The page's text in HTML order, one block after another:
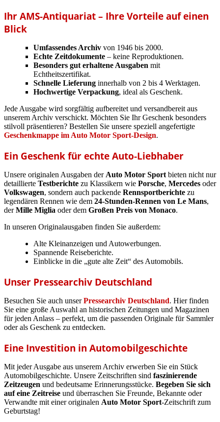
Ihr AMS-Antiquariat – Ihre Vorteile auf einen
Blick
Umfassendes Archiv von 1946 bis 2000.
Echte Zeitdokumente – keine Reproduktionen.
Besonders gut erhaltene Ausgaben mit
Echtheitszertifikat.
Schnelle Lieferung innerhalb von 2 bis 4 Werktagen.
Hochwertige Verpackung, ideal als Geschenk.
Jede Ausgabe wird sorgfältig aufbereitet und versandbereit aus
unserem Archiv verschickt. Möchten Sie Ihr Geschenk besonders
stilvoll präsentieren? Bestellen Sie unsere speziell angefertigte
Geschenkmappe im Auto Motor Sport-Design.
Ein Geschenk für echte Auto-Liebhaber
Unsere originalen Ausgaben der Auto Motor Sport bieten nicht nur
detaillierte Testberichte zu Klassikern wie Porsche, Mercedes oder
Volkswagen, sondern auch packende Rennsportberichte zu
legendären Rennen wie dem 24-Stunden-Rennen von Le Mans,
derMille Miglia oder dem Großen Preis von Monaco.
In unseren Originalausgaben finden Sie außerdem:
Alte Kleinanzeigen und Autowerbungen.
Spannende Reiseberichte.
Einblicke in die „gute alte Zeit“ des Automobils.
Unser Pressearchiv Deutschland
Besuchen Sie auch unserPressearchiv Deutschland. Hier finden
Sie eine große Auswahl an historischen Zeitungen und Magazinen
für jeden Anlass – perfekt, um die passenden Originale für Sammler
oder als Geschenk zu entdecken.
Eine Investition in Automobilgeschichte
Mit jeder Ausgabe aus unserem Archiv erwerben Sie ein Stück
Automobilgeschichte. Unsere Zeitschriften sind faszinierende
Zeitzeugen und bedeutsame Erinnerungsstücke. Begeben Sie sich
auf eine Zeitreise und überraschen Sie Freunde, Bekannte oder
Verwandte mit einer originalen Auto Motor Sport-Zeitschrift zum
Geburtstag!